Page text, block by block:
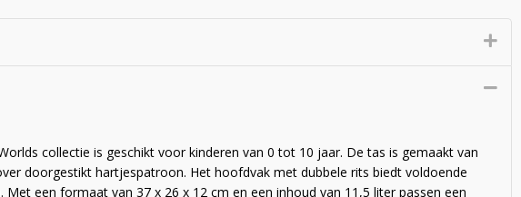
collectie is geschikt voor kinderen van 0 tot 10 jaar. De tas is gemaakt van
doorgestikt hartjespatroon. Het hoofdvak met dubbele rits biedt voldoende
een formaat van 37 x 26 x 12 cm en een inhoud van 11,5 liter passen een